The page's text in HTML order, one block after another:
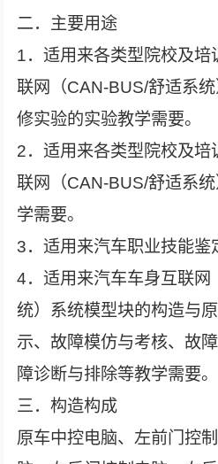
二．主要用途
1．适用来各类型院校及培
联网（CAN-BUS/舒适系
修实验的实验教学需要。
2．适用来各类型院校及培
联网（CAN-BUS/舒适系
学需要。
3．适用来汽车职业技能鉴
4．适用来汽车车身互联网
统）系统模型块的构造与
示、故障模仿与考核、故
障诊断与排除等教学需要。
三．构造构成
原车中控电脑、左前门控